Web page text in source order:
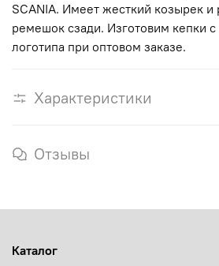
SCANIA. Имеет жесткий козырек
ремешок сзади. Изготовим кепки
логотипа при оптовом заказе.
Характеристики
Отзывы
Каталог